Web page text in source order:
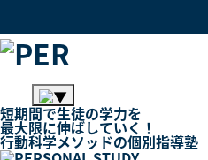
短期間で生徒の学力を
最大限に伸ばしていく！
行動科学メソッドの個別指導塾